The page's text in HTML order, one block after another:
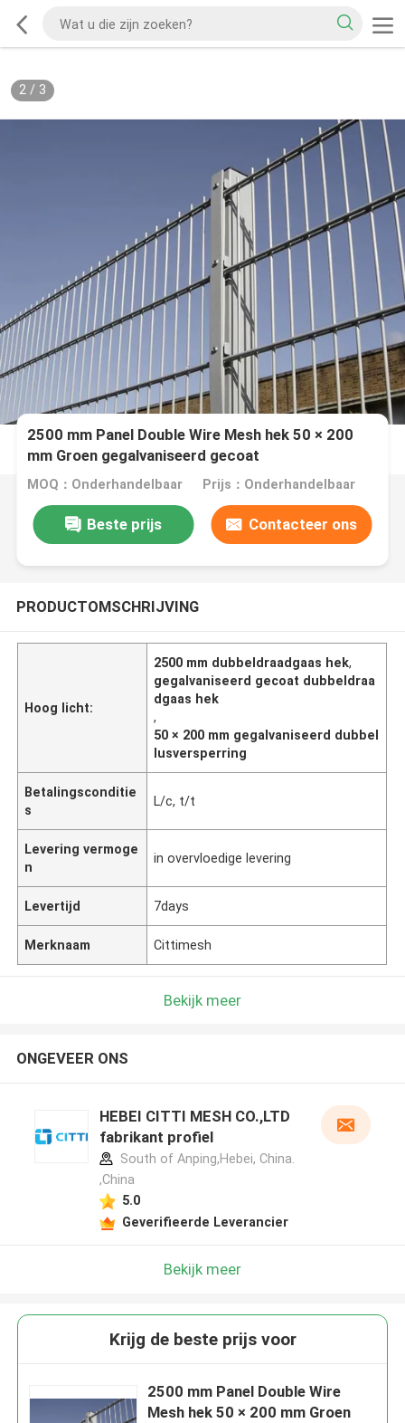
2/ 3
2500 mm Panel Double Wire Mesh hek 50 × 200
mm Groen gegalvaniseerd gecoat
MOQ：Onderhandelbaar Prijs：Onderhandelbaar
Beste prijs Contacteer ons
PRODUCTOMSCHRIJVING
Hoog licht:
2500 mm dubbeldraadgaas hek,
gegalvaniseerd gecoat dubbeldraa
dgaas hek
,
50 × 200 mm gegalvaniseerd dubbel
lusversperring
Betalingsconditie
s
L/c, t/t
Levering vermoge
n
in overvloedige levering
Levertijd 7days
Merknaam Cittimesh
Bekijk meer
ONGEVEER ONS
HEBEI CITTI MESH CO.,LTD
fabrikant profiel
South of Anping,Hebei, China.
,China
5.0
Geverifieerde Leverancier
Bekijk meer
Krijg de beste prijs voor
2500 mm Panel Double Wire
Mesh hek 50 × 200 mm Groen